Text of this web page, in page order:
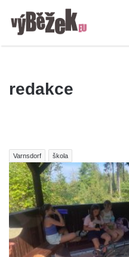
redakce
Varnsdorf škola